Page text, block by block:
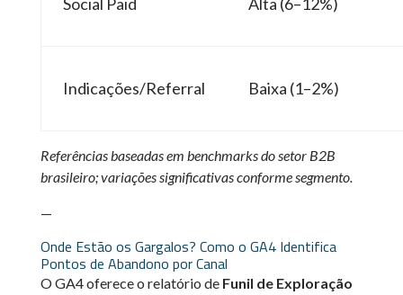
Indicações/Referral Baixa (1–2%)
Referências baseadas em benchmarks do setor B2B
brasileiro; variações significativas conforme segmento.
—
Onde Estão os Gargalos? Como o GA4 Identifica
Pontos de Abandono por Canal
O GA4 oferece o relatório de Funil de Exploração